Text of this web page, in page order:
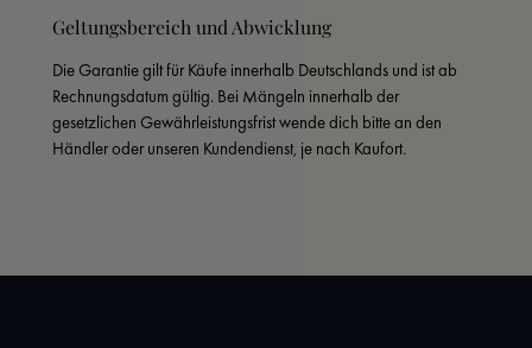
Geltungsbereich und Abwicklung
Die Garantie gilt für Käufe innerhalb Deutschlands und ist ab
Rechnungsdatum gültig. Bei Mängeln innerhalb der
gesetzlichen Gewährleistungsfrist wende dich bitte an den
Händler oder unseren Kundendienst, je nach Kaufort.